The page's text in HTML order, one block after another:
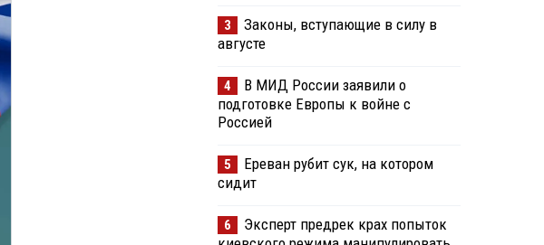
3
Законы, вступающие в силу в
августе
4
В МИД России заявили о
подготовке Европы к войне с
Россией
5
Ереван рубит сук, на котором
сидит
6
Эксперт предрек крах попыток